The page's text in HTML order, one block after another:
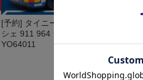
[予約] タイニー×スパーキー 1/64 ポル
シェ 911 964 カレラカップ 1993 No.8
YO64011